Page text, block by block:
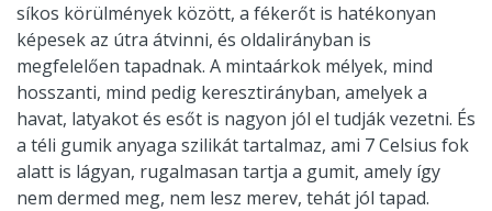
síkos körülmények között, a fékerőt is hatékonyan
képesek az útra átvinni, és oldalirányban is
megfelelően tapadnak. A mintaárkok mélyek, mind
hosszanti, mind pedig keresztirányban, amelyek a
havat, latyakot és esőt is nagyon jól el tudják vezetni. És
a téli gumik anyaga szilikát tartalmaz, ami 7 Celsius fok
alatt is lágyan, rugalmasan tartja a gumit, amely így
nem dermed meg, nem lesz merev, tehát jól tapad.